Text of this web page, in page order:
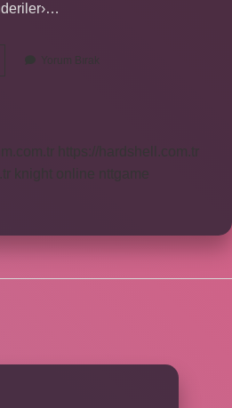
Yorum Bırak
https://hardshell.com.tr
knight online
nttgame